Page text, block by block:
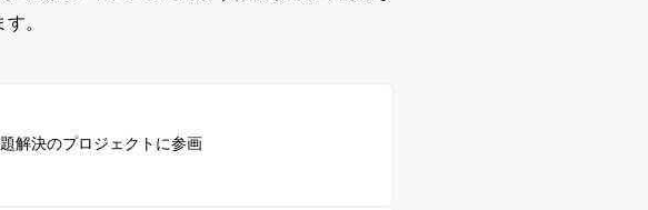
。
解決のプロジェクトに参画